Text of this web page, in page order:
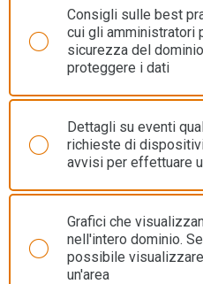
Consigli sulle best
cui gli amministratori
sicurezza del
proteggere i dati
Dettagli su eventi
richieste di
avvisi per effettuare
Grafici che
nell'intero dominio.
possibile
un'area